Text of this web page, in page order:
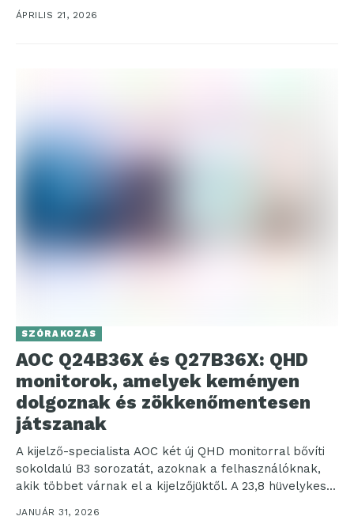
ÁPRILIS 21, 2026
SZÓRAKOZÁS
AOC Q24B36X és Q27B36X: QHD
monitorok, amelyek keményen
dolgoznak és zökkenőmentesen
játszanak
A kijelző-specialista AOC két új QHD monitorral bővíti
sokoldalú B3 sorozatát, azoknak a felhasználóknak,
akik többet várnak el a kijelzőjüktől. A 23,8 hüvelykes...
JANUÁR 31, 2026